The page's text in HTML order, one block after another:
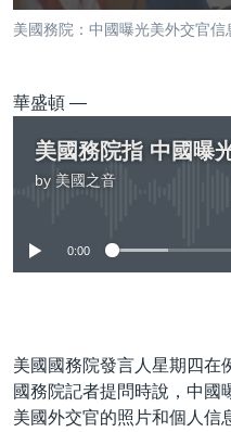
視頻
視頻存檔
海外港人
美國透視
國語
關注我們
美國務院：中國曝光美外交官信
華盛頓 —
by 美國之音
0:00
美國國務院發言人星期四在
國務院記者提問時說，中國
美國外交官的照片和個人信